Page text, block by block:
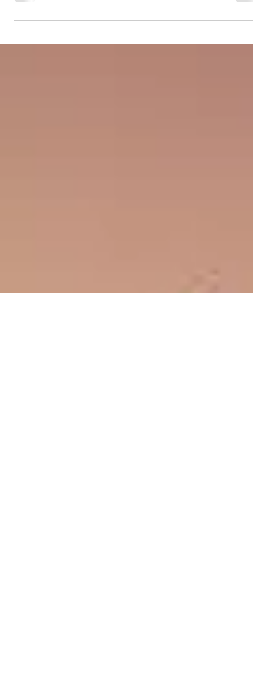
Haziran Köşe Yazısı Geçenlerde hoş